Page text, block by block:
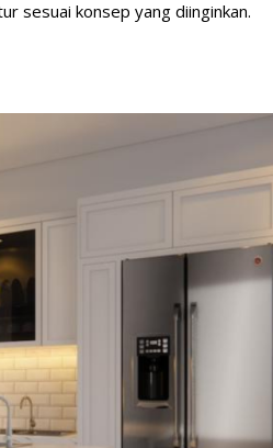
sesuai konsep yang diinginkan.